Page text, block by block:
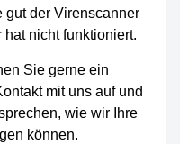
gut der Virenscanner
nicht funktioniert.
Sie gerne ein
mit uns auf und
wie wir Ihre
können.